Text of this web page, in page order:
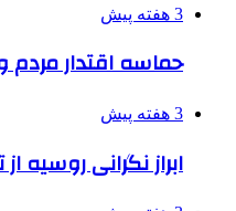
3 هفته پیش
حماسه اقتدار مردم
3 هفته پیش
ابراز نگرانی روسیه